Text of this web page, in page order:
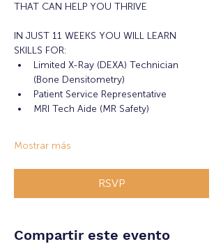
THAT CAN HELP YOU THRIVE
IN JUST 11 WEEKS YOU WILL LEARN
SKILLS FOR:
Limited X-Ray (DEXA) Technician
(Bone Densitometry)
Patient Service Representative
MRI Tech Aide (MR Safety)
Mostrar más
RSVP
Compartir este evento